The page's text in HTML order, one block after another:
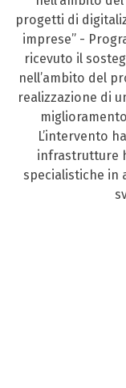
progetti di
imprese” -
ricevuto il
nell’ambito del
realizzazione di
L’intervento
infrastrutture
specialistiche in